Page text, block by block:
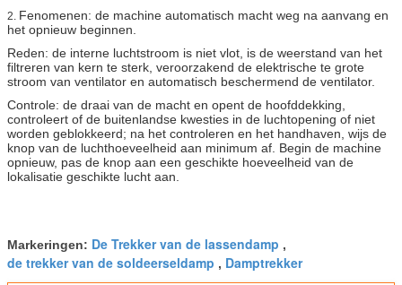
2. Fenomenen: de machine automatisch macht weg na aanvang en
het opnieuw beginnen.
Reden: de interne luchtstroom is niet vlot, is de weerstand van het
filtreren van kern te sterk, veroorzakend de elektrische te grote
stroom van ventilator en automatisch beschermend de ventilator.
Controle: de draai van de macht en opent de hoofddekking,
controleert of de buitenlandse kwesties in de luchtopening of niet
worden geblokkeerd; na het controleren en het handhaven, wijs de
knop van de luchthoeveelheid aan minimum af. Begin de machine
opnieuw, pas de knop aan een geschikte hoeveelheid van de
lokalisatie geschikte lucht aan.
Markeringen: De Trekker van de lassendamp ,
de trekker van de soldeerseldamp , Damptrekker